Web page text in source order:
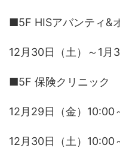
■5F HISアバンティ&
12月30日（土）～1
■5F 保険クリニック
12月29日（金）10:00
12月30日（土）10:00